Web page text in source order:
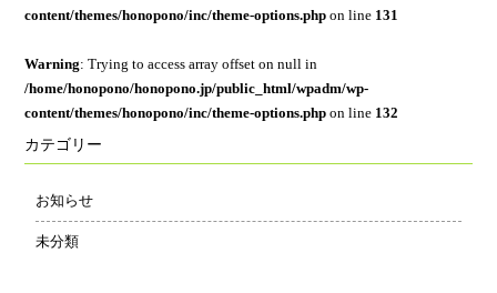
content/themes/honopono/inc/theme-options.phpon line 131
Warning: Trying to access array offset on null in
/home/honopono/honopono.jp/public_html/wpadm/wp-
content/themes/honopono/inc/theme-options.phpon line 132
カテゴリー
お知らせ
未分類